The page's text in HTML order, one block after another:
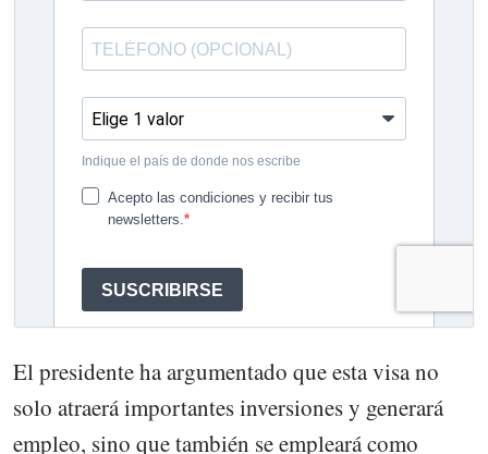
El presidente ha argumentado que esta visa no
solo atraerá importantes inversiones y generará
empleo, sino que también se empleará como